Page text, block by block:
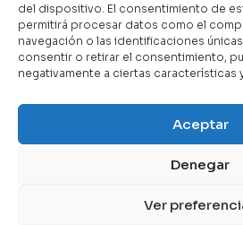
del dispositivo. El consentimiento de
permitirá procesar datos como el
navegación o las identificaciones
consentir o retirar el consentimiento,
negativamente a ciertas características
Aceptar
Denegar
Ver
Novedades
Copyright © 2025 Books & Co.